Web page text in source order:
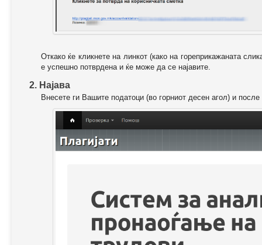
Откако ќе кликнете на линкот (како на гореприкажаната
е успешно потврдена и ќе може да се најавите.
2. Најава
Внесете ги Вашите податоци (во горниот десен агол) и